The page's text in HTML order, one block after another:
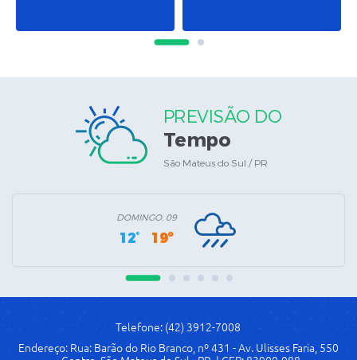
PREVISÃO DO
Tempo
São Mateus do Sul / PR
DOMINGO, 09
12° 19º
Telefone: (42) 3912-7008
Endereço: Rua: Barão do Rio Branco, nº 431 - Av. Ulisses Faria, 550